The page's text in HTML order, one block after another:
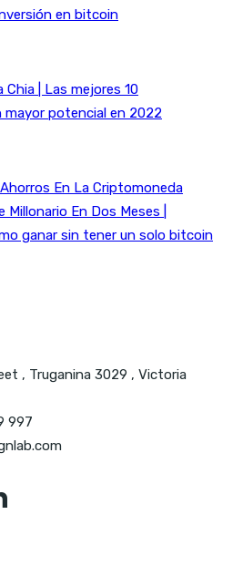
en bitcoin
| Las mejores 10
potencial en 2022
En La Criptomoneda
Millonario En Dos Meses |
ganar sin tener un solo bitcoin
, Truganina 3029 , Victoria
997